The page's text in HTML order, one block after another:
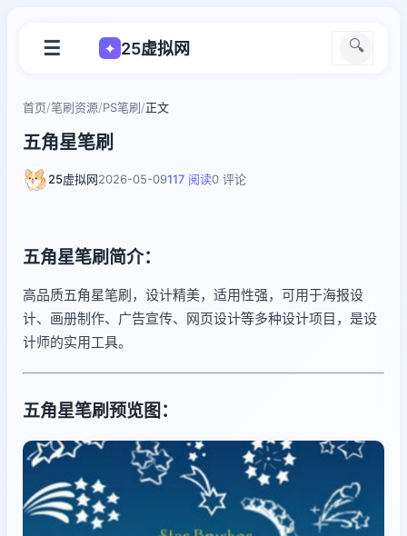
☰ ✦ 25虚拟网 🔍
首页/笔刷资源/PS笔刷/正文
五角星笔刷
25虚拟网2026-05-09117 阅读0 评论
五角星笔刷简介：
高品质五角星笔刷，设计精美，适用性强，可用于海报设
计、画册制作、广告宣传、网页设计等多种设计项目，是设
计师的实用工具。
五角星笔刷预览图：